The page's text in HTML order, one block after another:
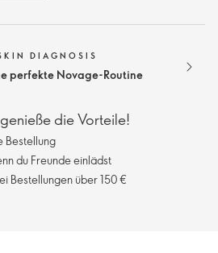
DIAGNOSIS
perfekte Novage-Routine
die Vorteile!
Bestellung
du Freunde einlädst
Bestellungen über 150 €